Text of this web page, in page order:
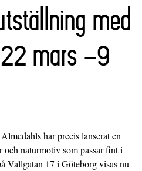
med
mars -9
har precis lanserat en
och naturmotiv som passar fint i
Vallgatan 17 i Göteborg visas nu